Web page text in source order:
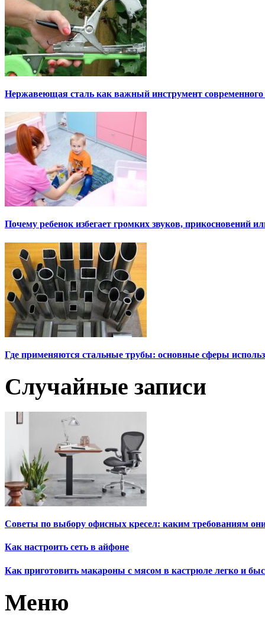
Нержавеющая сталь как важный инструмент
Почему ребенок избегает громких звуков, прикосновений
Где применяются стальные трубы: основные сферы
Случайные записи
Советы по выбору офисных кресел: каким требованиям
Как настроить сеть в айфоне
Как приготовить макароны с мясом в кастрюле легко и
Меню